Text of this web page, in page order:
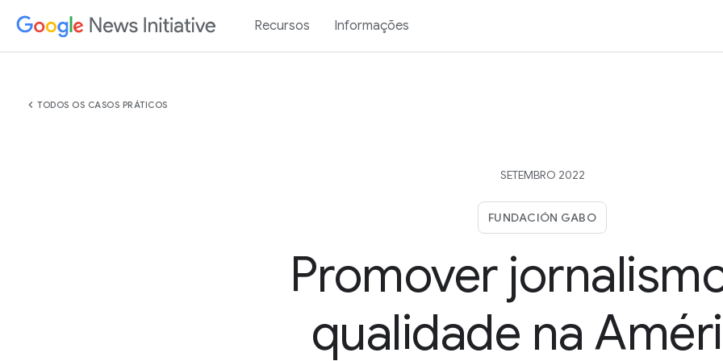
Recursos Informações
chevron_left TODOS OS CASOS PRÁTICOS
SETEMBRO 2022
FUNDACIÓN GABO
Promover
qualidade na